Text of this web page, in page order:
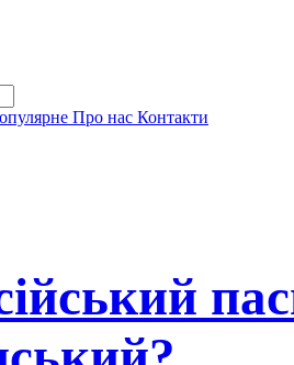
Про нас Контакти